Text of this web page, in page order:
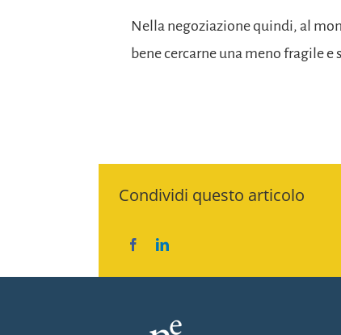
Nella negoziazione quindi, al
bene cercarne una meno fragile
Condividi questo articolo